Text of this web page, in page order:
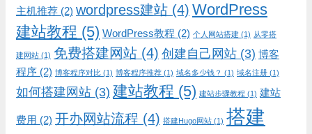
主机推荐 (2) wordpress建站 (4) WordPress
建站教程 (5) WordPress教程 (2) 个人网站搭建 (1) 从零搭
建网站 (1) 免费搭建网站 (4) 创建自己网站 (3) 博客
程序 (2) 博客程序对比 (1) 博客程序推荐 (1) 域名多少钱？ (1) 域名注册 (1)
如何搭建网站 (3) 建站教程 (5) 建站步骤教程 (1) 建站
费用 (2) 开办网站流程 (4) 搭建Hugo网站 (1) 搭建